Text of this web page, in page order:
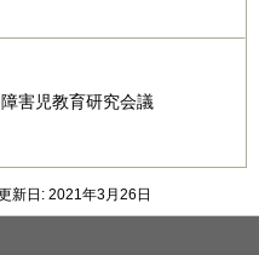
障害児教育研究会議
新日: 2021年3月26日